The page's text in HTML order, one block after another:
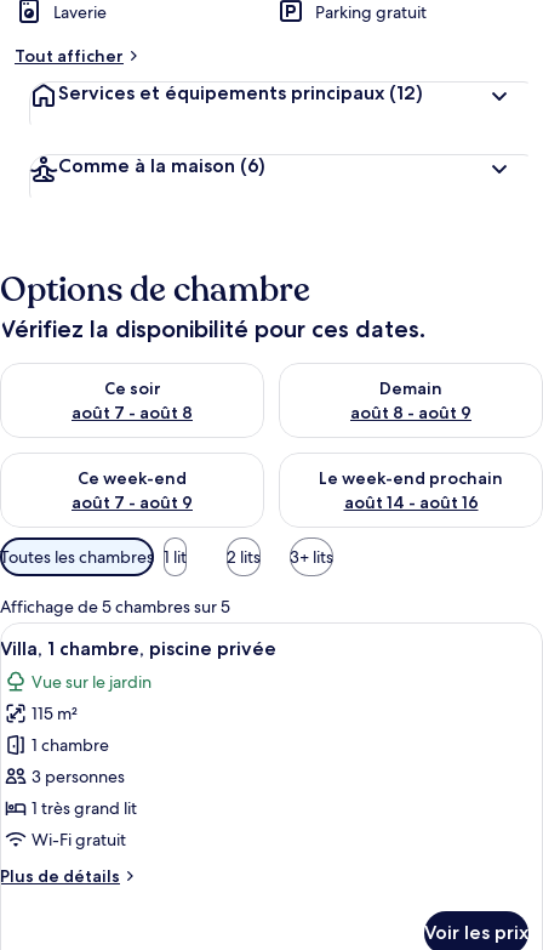
Laverie
Parking gratuit
Tout afficher
Services et équipements principaux (12)
Comme à la maison (6)
Options de chambre
Vérifiez la disponibilité pour ces dates.
Ce soir
août 7 - août 8
Vérifier la disponibilité pour ce soir août 7 - août 8
Demain
août 8 - août 9
Vérifier la disponibilité pour
Ce week-end
août 7 - août 9
Vérifier la disponibilité pour ce week-end août 7 - août 9
Le week-end prochain
août 14 - août 16
Vérifier la disponibilité pour
Filtres
disponibles
pour
les
chambres
Toutes les chambres 1 lit 2 lits 3+ lits
Affichage de 5 chambres sur 5
Afficher
toutes
les
photos
pour
ce
type
de
chambre :
Villa,
Villa, 1 chambre, piscine privée |
13
Villa, 1 chambre, piscine privée
Vue sur le jardin
115 m²
1 chambre
3 personnes
1 très grand lit
Wi-Fi gratuit
Plus de détails
Plus
Voir les prix